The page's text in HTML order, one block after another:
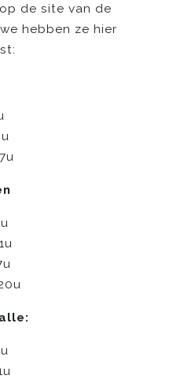
de site van de
hebben ze hier